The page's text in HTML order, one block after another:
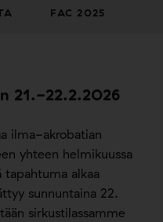
FAC 2025
21.-22.2.2026
ilma-akrobatian
yhteen helmikuussa
tapahtuma alkaa
sunnuntaina 22.
sirkustilassamme